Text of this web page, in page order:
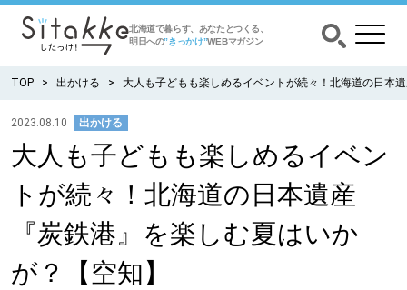
北海道で暮らす、あなたとつくる、
明日への”きっかけ”WEBマガジン
CATEGORY カテゴリー
食べる
出かける
TOP 出かける 大人も子どもも楽しめるイベントが続々！北海道の日本
2023.08.10 出かける
大人も子どもも楽しめるイベン
トが続々！北海道の日本遺産
『炭鉄港』を楽しむ夏はいか
が？【空知】